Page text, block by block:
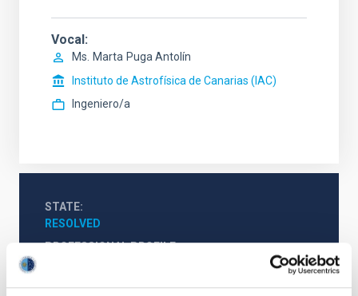
Vocal
Ms. Marta Puga Antolín
Instituto de Astrofísica de Canarias (IAC)
Ingeniero/a
STATE
RESOLVED
PROFESSIONAL PROFILE
REQUIRED DEGREE